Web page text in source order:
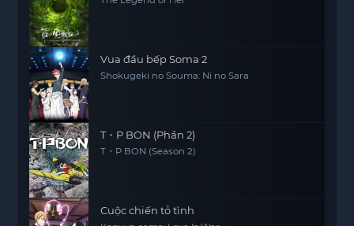
Vua đầu bếp Soma 2
Shokugeki no Souma: Ni no Sara
T・P BON (Phần 2)
T・P BON (Season 2)
Cuộc chiến tỏ tình